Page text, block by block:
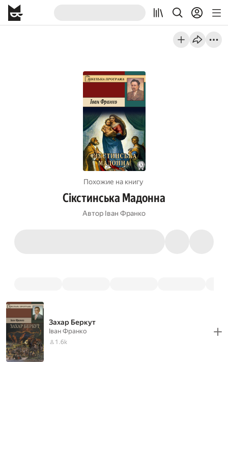
Похожие на книгу
Сікстинська Мадонна
Автор Iван Франко
Захар Беркут
Iван Франко
1.6k